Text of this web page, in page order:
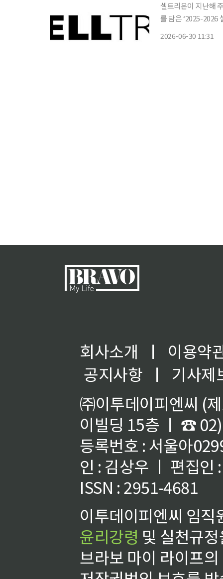
셀트리온이 지난해
를 담은 ‘2025-2026 셀
2026-06-30 11:31
회사소개 ㅣ
이용약
공지사항
ㅣ
기사제
㈜이투데이피엔씨 (
이빌딩 15층 ㅣ ☎
등록번호 : 서울아
인 : 김상우 ㅣ 편집인
ISSN : 2951-4681
이투데이피엔씨 임
윤리강령 및 실천규
브라보 마이 라이프